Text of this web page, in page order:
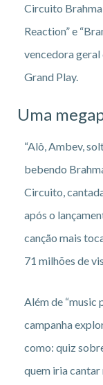
Circuito
Reaction” e
vencedora
Grand Play.
Uma
“Alô, Ambev,
bebendo
Circuito,
após o
canção mais
71 milhões de
Além de “music
campanha
como: quiz
quem iria cantar